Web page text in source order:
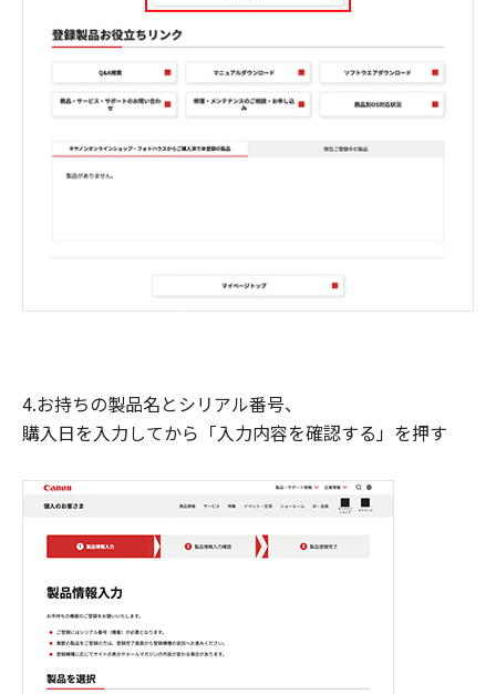
4.お持ちの製品名とシリアル番号、
購入日を入力してから「入力内容を確認する」を押す